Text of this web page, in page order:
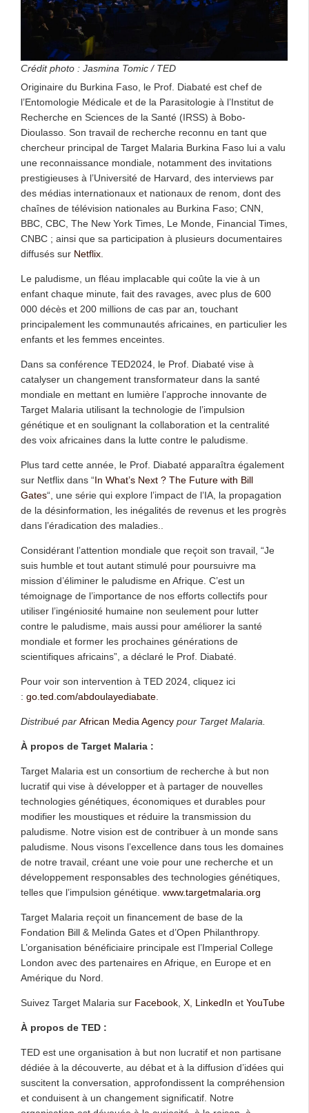
Crédit photo : Jasmina Tomic / TED
Originaire du Burkina Faso, le Prof. Diabaté est chef de
l’Entomologie Médicale et de la Parasitologie à l’Institut de
Recherche en Sciences de la Santé (IRSS) à Bobo-
Dioulasso. Son travail de recherche reconnu en tant que
chercheur principal de Target Malaria Burkina Faso lui a valu
une reconnaissance mondiale, notamment des invitations
prestigieuses à l’Université de Harvard, des interviews par
des médias internationaux et nationaux de renom, dont des
chaînes de télévision nationales au Burkina Faso; CNN,
BBC, CBC, The New York Times, Le Monde, Financial Times,
CNBC ; ainsi que sa participation à plusieurs documentaires
diffusés sur Netflix
Le paludisme, un fléau implacable qui coûte la vie à un
enfant chaque minute, fait des ravages, avec plus de 600
000 décès et 200 millions de cas par an, touchant
principalement les communautés africaines, en particulier les
enfants et les femmes enceintes.
Dans sa conférence TED2024, le Prof. Diabaté vise à
catalyser un changement transformateur dans la santé
mondiale en mettant en lumière l’approche innovante de
Target Malaria utilisant la technologie de l’impulsion
génétique et en soulignant la collaboration et la centralité
des voix africaines dans la lutte contre le paludisme.
Plus tard cette année, le Prof. Diabaté apparaîtra également
sur Netflix dans “In What’s Next ? The Future with Bill
Gates“, une série qui explore l’impact de l’IA, la propagation
de la désinformation, les inégalités de revenus et les progrès
dans l’éradication des maladies..
Considérant l’attention mondiale que reçoit son travail, “Je
suis humble et tout autant stimulé pour poursuivre ma
mission d’éliminer le paludisme en Afrique. C’est un
témoignage de l’importance de nos efforts collectifs pour
utiliser l’ingéniosité humaine non seulement pour lutter
contre le paludisme, mais aussi pour améliorer la santé
mondiale et former les prochaines générations de
scientifiques africains”, a déclaré le Prof. Diabaté.
Pour voir son intervention à TED 2024, cliquez ici
: go.ted.com/abdoulayediabate
Distribué par African Media Agency pour Target Malaria.
À propos de Target Malaria :
Target Malaria est un consortium de recherche à but non
lucratif qui vise à développer et à partager de nouvelles
technologies génétiques, économiques et durables pour
modifier les moustiques et réduire la transmission du
paludisme. Notre vision est de contribuer à un monde sans
paludisme. Nous visons l’excellence dans tous les domaines
de notre travail, créant une voie pour une recherche et un
développement responsables des technologies génétiques,
telles que l’impulsion génétique. www.targetmalaria.org
Target Malaria reçoit un financement de base de la
Fondation Bill & Melinda Gates et d’Open Philanthropy.
L’organisation bénéficiaire principale est l’Imperial College
London avec des partenaires en Afrique, en Europe et en
Amérique du Nord.
Suivez Target Malaria sur Facebook X LinkedIn et YouTube
À propos de TED :
TED est une organisation à but non lucratif et non partisane
dédiée à la découverte, au débat et à la diffusion d’idées qui
suscitent la conversation, approfondissent la compréhension
et conduisent à un changement significatif. Notre